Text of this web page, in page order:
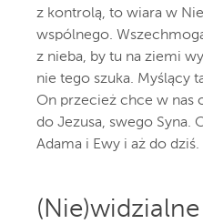
z kontrolą, to wiara w
wspólnego.
z nieba, by tu na ziemi
nie tego szuka. Myślący
On przecież chce w nas
do Jezusa, swego Syna.
Adama i Ewy i aż do dziś.